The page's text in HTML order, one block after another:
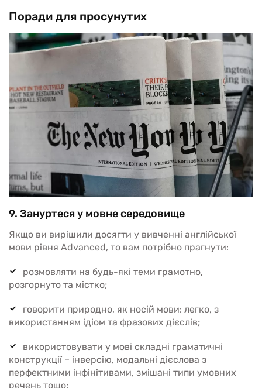
Поради для просунутих
9. Зануртеся у мовне середовище
Якщо ви вирішили досягти у вивченні англійської
мови рівня Advanced, то вам потрібно прагнути:
розмовляти на будь-які теми грамотно,
розгорнуто та містко;
говорити природно, як носій мови: легко, з
використанням ідіом та фразових дієслів;
використовувати у мові складні граматичні
конструкції – інверсію, модальні дієслова з
перфектними інфінітивами, змішані типи умовних
речень тощо;